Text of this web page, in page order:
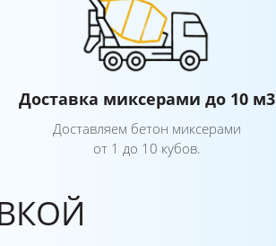
Доставка миксерами до 10 м3
Доставляем бетон миксерами
от 1 до 10 кубов.